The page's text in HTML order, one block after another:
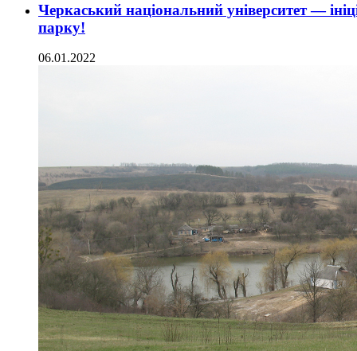
Черкаський національний університет —
парку!
06.01.2022